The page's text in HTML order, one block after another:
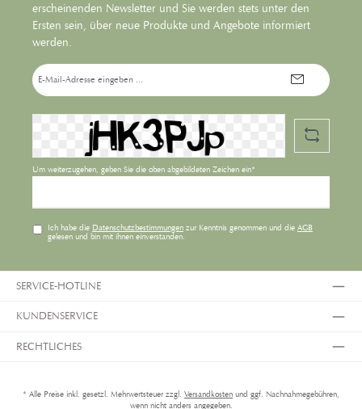
erscheinenden Newsletter und Sie werden stets unter den
Ersten sein, über neue Produkte und Angebote informiert
werden.
E-
Mail-
Adresse*
Um weiterzugehen, geben Sie die oben abgebildeten Zeichen ein*
Ich habe die Datenschutzbestimmungenzur Kenntnis genommen und die AGB
gelesen und bin mit ihnen einverstanden.
SERVICE-HOTLINE
KUNDENSERVICE
RECHTLICHES
* Alle Preise inkl. gesetzl. Mehrwertsteuer zzgl. Versandkosten und ggf. Nachnahmegebühren,
wenn nicht anders angegeben.